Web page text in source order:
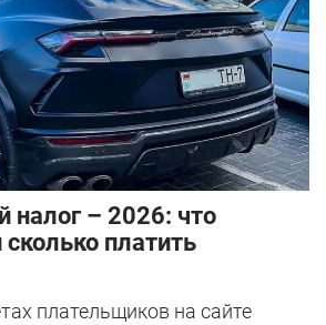
налог – 2026: что
платить
плательщиков на сайте